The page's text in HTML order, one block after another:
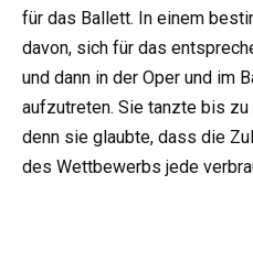
für das Ballett. In einem
davon, sich für das
und dann in der Oper und im
aufzutreten. Sie tanzte bis zu
denn sie glaubte, dass die
des Wettbewerbs jede